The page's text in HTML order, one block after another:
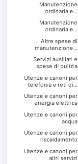
Manutenzione
ordinaria e…
Manutenzione
ordinaria e…
Altre spese di
manutenzione…
Servizi ausiliari e
spese di pulizia
Utenze e canoni per
telefonia e reti di…
Utenze e canoni per
energia elettrica
Utenze e canoni per
acqua
Utenze e canoni per
riscaldamento
Utenze e canoni per
altri servizi